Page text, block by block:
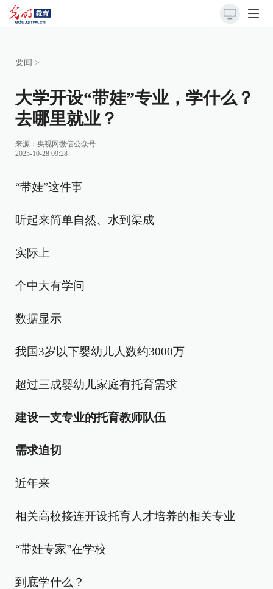
要闻 >
大学开设“带娃”专业，学什么？
去哪里就业？
来源： 央视网微信公众号
2025-10-28 09:28
“带娃”这件事
听起来简单自然、水到渠成
实际上
个中大有学问
数据显示
我国3岁以下婴幼儿人数约3000万
超过三成婴幼儿家庭有托育需求
建设一支专业的托育教师队伍
需求迫切
近年来
相关高校接连开设托育人才培养的相关专业
“带娃专家”在学校
到底学什么？